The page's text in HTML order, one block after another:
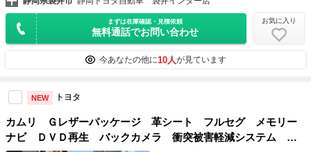
まずは在庫確認・見積依頼
無料通話でお問い合わせ
お気に入り
今あなたの他に10人が見ています
NEW トヨタ
カムリ Ｇレザーパッケージ 革シート フルセグ メモリー
ナビ ＤＶＤ再生 バックカメラ 衝突被害軽減システム Ｅ